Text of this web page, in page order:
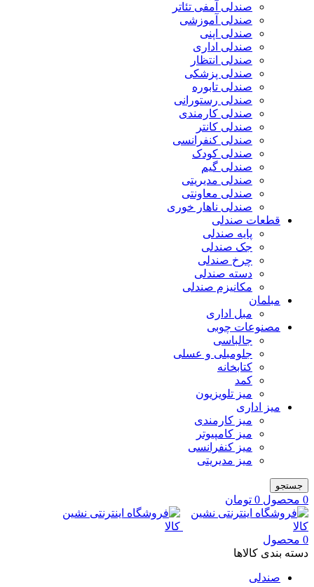
صندلی آمفی تئاتر
صندلی آموزشی
صندلی اپنی
صندلی اداری
صندلی انتظار
صندلی پزشکی
صندلی تابوره
صندلی رستورانی
صندلی کارمندی
صندلی کانتر
صندلی کنفرانسی
صندلی کودک
صندلی گیم
صندلی مدیریتی
صندلی معاونتی
صندلی ناهار خوری
قطعات صندلی
پایه صندلی
جک صندلی
چرخ صندلی
دسته صندلی
مکانیزم صندلی
مبلمان
مبل اداری
مصنوعات چوبی
جالباسی
جلومبلی و عسلی
کتابخانه
کمد
میز تلویزیون
میز اداری
میز کارمندی
میز کامپیوتر
میز کنفرانسی
میز مدیریتی
جستجو
0 محصول 0 تومان
0 محصول
دسته بندی کالاها
صندلی